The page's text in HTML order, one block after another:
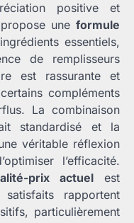
positive et
une formule
essentiels,
de remplisseurs
est rassurante et
compléments
La combinaison
standardisé et la
véritable réflexion
l’efficacité.
prix actuel est
rapportent
particulièrement